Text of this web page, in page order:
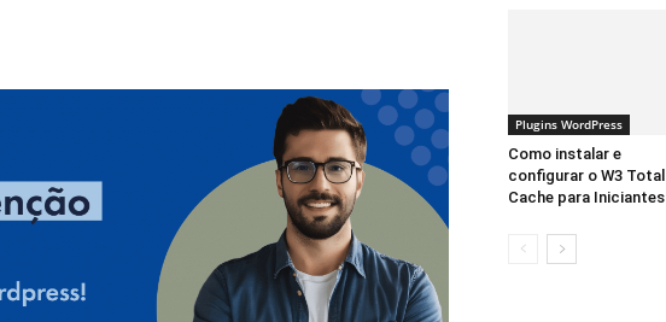
Plugins WordPress
Como instalar e
configurar o W3 Total
Cache para Iniciantes